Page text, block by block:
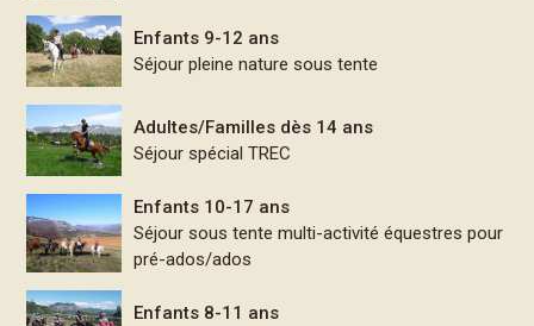
Enfants 9-12 ans
Séjour pleine nature sous tente
Adultes/Familles dès 14 ans
Séjour spécial TREC
Enfants 10-17 ans
Séjour sous tente multi-activité équestres pour
pré-ados/ados
Enfants 8-11 ans